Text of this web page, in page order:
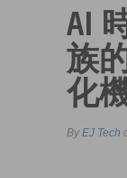
AI
族
化
By EJ Tech